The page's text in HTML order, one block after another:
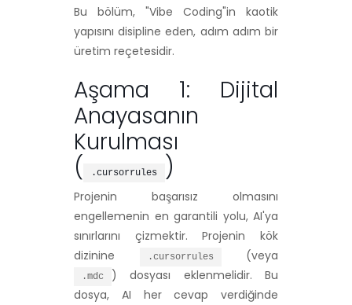
Bu bölüm, "Vibe Coding"in kaotik
yapısını disipline eden, adım adım bir
üretim reçetesidir.
Aşama 1: Dijital
Anayasanın
Kurulması
(
.cursorrules )
Projenin başarısız olmasını
engellemenin en garantili yolu, AI'ya
sınırlarını çizmektir. Projenin kök
dizinine
.cursorrules (veya
.mdc
) dosyası eklenmelidir. Bu
dosya, AI her cevap verdiğinde